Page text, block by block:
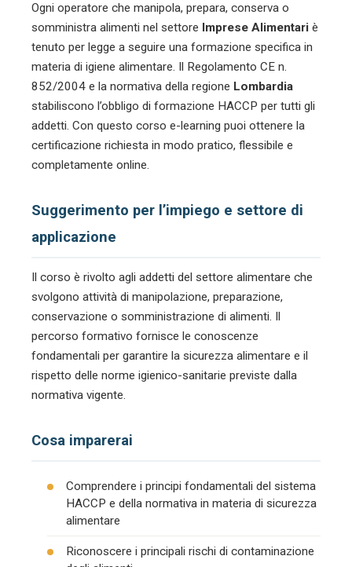
Ogni operatore che manipola, prepara, conserva o
somministra alimenti nel settore Imprese Alimentari è
tenuto per legge a seguire una formazione specifica in
materia di igiene alimentare. Il Regolamento CE n.
852/2004 e la normativa della regione Lombardia
stabiliscono l’obbligo di formazione HACCP per tutti gli
addetti. Con questo corso e-learning puoi ottenere la
certificazione richiesta in modo pratico, flessibile e
completamente online.
Suggerimento per l’impiego e settore di
applicazione
Il corso è rivolto agli addetti del settore alimentare che
svolgono attività di manipolazione, preparazione,
conservazione o somministrazione di alimenti. Il
percorso formativo fornisce le conoscenze
fondamentali per garantire la sicurezza alimentare e il
rispetto delle norme igienico-sanitarie previste dalla
normativa vigente.
Cosa imparerai
Comprendere i principi fondamentali del sistema
HACCP e della normativa in materia di sicurezza
alimentare
Riconoscere i principali rischi di contaminazione